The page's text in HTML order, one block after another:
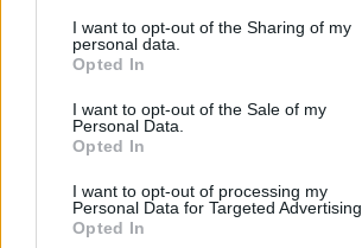
I want to opt-out of the Sharing of my
personal data.
Opted In
I want to opt-out of the Sale of my
Personal Data.
Opted In
I want to opt-out of processing my
Personal Data for Targeted Advertising.
Opted In